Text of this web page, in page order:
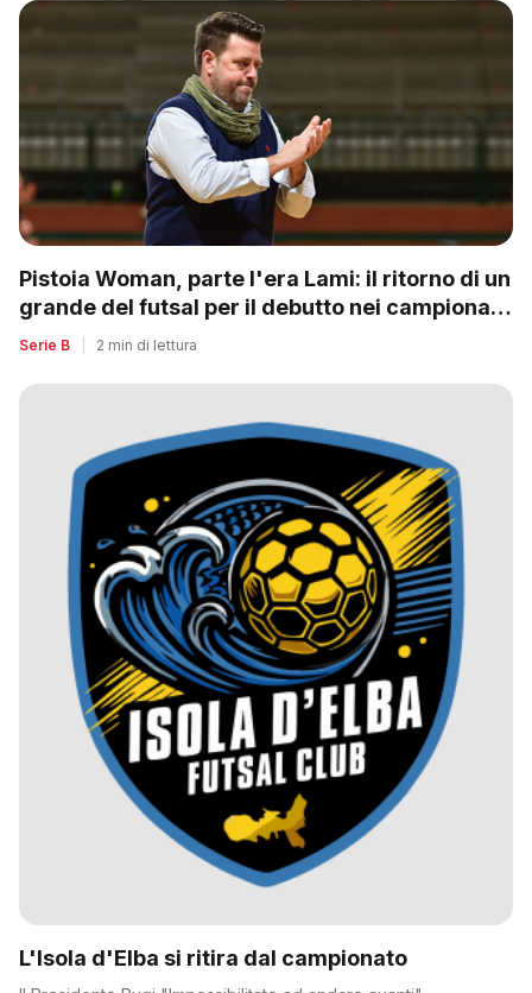
Pistoia Woman, parte l'era Lami: il ritorno di un
grande del futsal per il debutto nei campionati
nazionali
Serie B 2 min di lettura
L'Isola d'Elba si ritira dal campionato